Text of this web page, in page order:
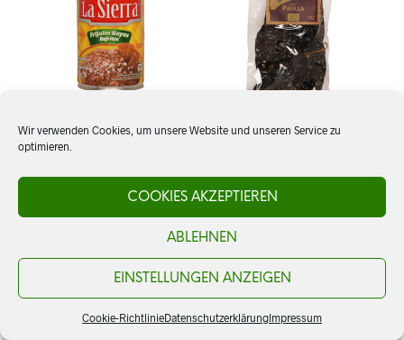
Wir verwenden Cookies, um unsere Website und unseren Service zu
optimieren.
COOKIES AKZEPTIEREN
ABLEHNEN
EINSTELLUNGEN ANZEIGEN
Cookie-RichtlinieDatenschutzerklärungImpressum
Sierra